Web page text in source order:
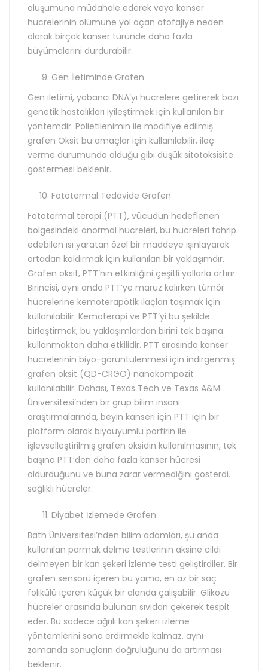
oluşumuna müdahale ederek veya kanser
hücrelerinin ölümüne yol açan otofajiye neden
olarak birçok kanser türünde daha fazla
büyümelerini durdurabilir.
Gen İletiminde Grafen
Gen iletimi, yabancı DNA’yı hücrelere getirerek bazı
genetik hastalıkları iyileştirmek için kullanılan bir
yöntemdir. Polietilenimin ile modifiye edilmiş
grafen Oksit bu amaçlar için kullanılabilir, ilaç
verme durumunda olduğu gibi düşük sitotoksisite
göstermesi beklenir.
Fototermal Tedavide Grafen
Fototermal terapi (PTT), vücudun hedeflenen
bölgesindeki anormal hücreleri, bu hücreleri tahrip
edebilen ısı yaratan özel bir maddeye ışınlayarak
ortadan kaldırmak için kullanılan bir yaklaşımdır.
Grafen oksit, PTT’nin etkinliğini çeşitli yollarla artırır.
Birincisi, aynı anda PTT’ye maruz kalırken tümör
hücrelerine kemoterapötik ilaçları taşımak için
kullanılabilir. Kemoterapi ve PTT’yi bu şekilde
birleştirmek, bu yaklaşımlardan birini tek başına
kullanmaktan daha etkilidir. PTT sırasında kanser
hücrelerinin biyo-görüntülenmesi için indirgenmiş
grafen oksit (QD-CRGO) nanokompozit
kullanılabilir. Dahası, Texas Tech ve Texas A&M
Üniversitesi’nden bir grup bilim insanı
araştırmalarında, beyin kanseri için PTT için bir
platform olarak biyouyumlu porfirin ile
işlevselleştirilmiş grafen oksidin kullanılmasının, tek
başına PTT’den daha fazla kanser hücresi
öldürdüğünü ve buna zarar vermediğini gösterdi.
sağlıklı hücreler.
Diyabet İzlemede Grafen
Bath Üniversitesi’nden bilim adamları, şu anda
kullanılan parmak delme testlerinin aksine cildi
delmeyen bir kan şekeri izleme testi geliştirdiler. Bir
grafen sensörü içeren bu yama, en az bir saç
folikülü içeren küçük bir alanda çalışabilir. Glikozu
hücreler arasında bulunan sıvıdan çekerek tespit
eder. Bu sadece ağrılı kan şekeri izleme
yöntemlerini sona erdirmekle kalmaz, aynı
zamanda sonuçların doğruluğunu da artırması
beklenir.